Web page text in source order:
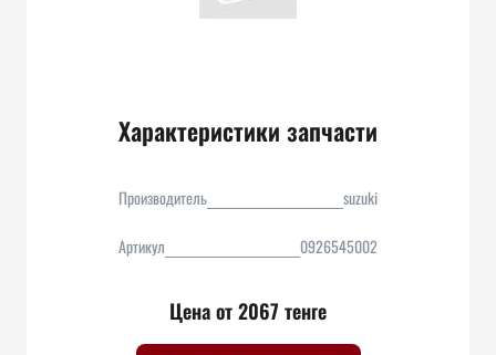
Характеристики запчасти
Производитель suzuki
Артикул 0926545002
Цена от 2067 тенге